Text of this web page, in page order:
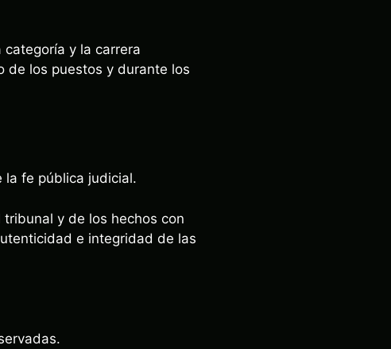
categoría y la carrera
de los puestos y durante los
la fe pública judicial.
y de los hechos con
e integridad de las